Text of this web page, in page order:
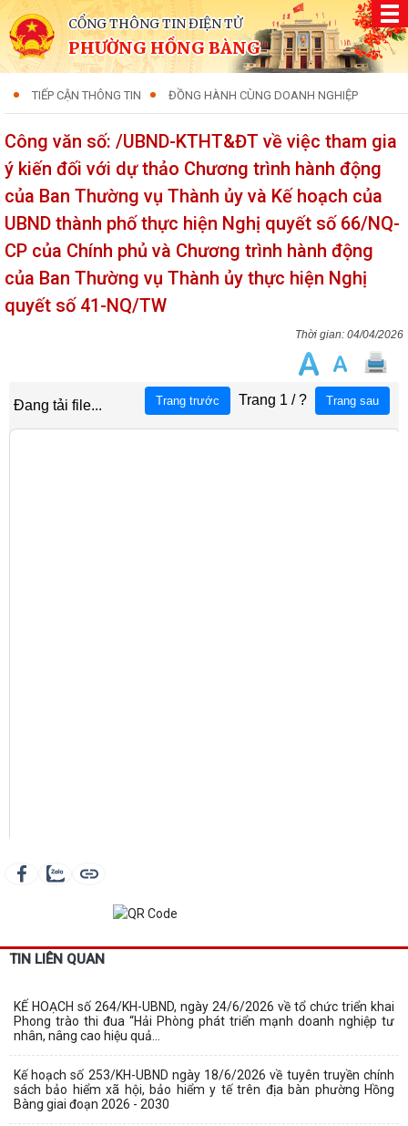
CỔNG THÔNG TIN ĐIỆN TỬ
PHƯỜNG HỒNG BÀNG
TIẾP CẬN THÔNG TIN ĐỒNG HÀNH CÙNG DOANH NGHIỆP
Công văn số: /UBND-KTHT&ĐT về việc tham gia
ý kiến đối với dự thảo Chương trình hành động
của Ban Thường vụ Thành ủy và Kế hoạch của
UBND thành phố thực hiện Nghị quyết số 66/NQ-
CP của Chính phủ và Chương trình hành động
của Ban Thường vụ Thành ủy thực hiện Nghị
quyết số 41-NQ/TW
04/04/2026
TIN LIÊN QUAN
KẾ HOẠCH số 264/KH-UBND, ngày 24/6/2026 về tổ chức triển khai
Phong trào thi đua “Hải Phòng phát triển mạnh doanh nghiệp tư
nhân, nâng cao hiệu quả...
Kế hoạch số 253/KH-UBND ngày 18/6/2026 về tuyên truyền chính
sách bảo hiểm xã hội, bảo hiểm y tế trên địa bàn phường Hồng
Bàng giai đoạn 2026 - 2030